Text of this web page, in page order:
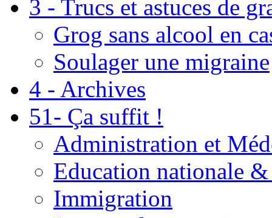
3 - Trucs et astuces de
Grog sans alcool en
Soulager une migraine
4 - Archives
51- Ça suffit !
Administration et
Education nationale
Immigration